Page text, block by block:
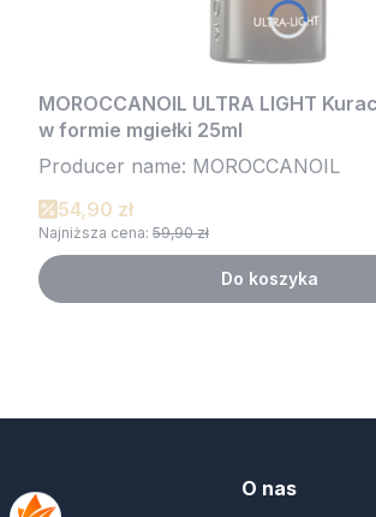
MOROCCANOIL ULTRA LIGHT
w formie mgiełki 25ml
Producer name: MOROCCANOIL
54,90 zł
Najniższa cena: 59,90 zł
Do koszyka
O nas